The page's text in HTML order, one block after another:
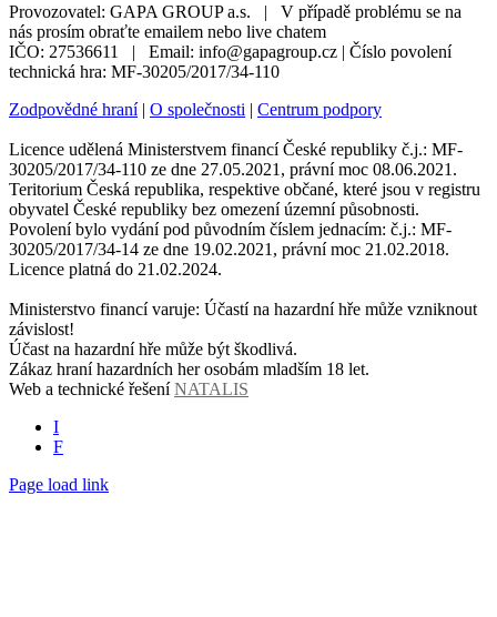
Provozovatel: GAPA GROUP a.s. | V případě problému se na
nás prosím obraťte emailem nebo live chatem
IČO: 27536611 | Email: info@gapagroup.cz | Číslo povolení
technická hra: MF-30205/2017/34-110
Zodpovědné hraní| O společnosti | Centrum podpory
Licence udělená Ministerstvem financí České republiky č.j.: MF-
30205/2017/34-110 ze dne 27.05.2021, právní moc 08.06.2021.
Teritorium Česká republika, respektive občané, které jsou v registru
obyvatel České republiky bez omezení územní působnosti.
Povolení bylo vydání pod původním číslem jednacím: č.j.: MF-
30205/2017/34-14 ze dne 19.02.2021, právní moc 21.02.2018.
Licence platná do 21.02.2024.
Ministerstvo financí varuje: Účastí na hazardní hře může vzniknout
závislost!
Účast na hazardní hře může být škodlivá.
Zákaz hraní hazardních her osobám mladším 18 let.
Web a technické řešeníNATALIS
I
F
Page load link